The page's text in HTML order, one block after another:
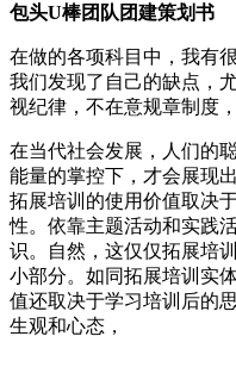
包头U棒团队团建策划书
在做的各项科目中，我有
我们发现了自己的缺点，
视纪律，不在意规章制度
在当代社会发展，人们的
能量的掌控下，才会展现
拓展培训的使用价值取决
性。依靠主题活动和实践
识。自然，这仅仅拓展培
小部分。如同拓展培训实
值还取决于学习培训后的
生观和心态，